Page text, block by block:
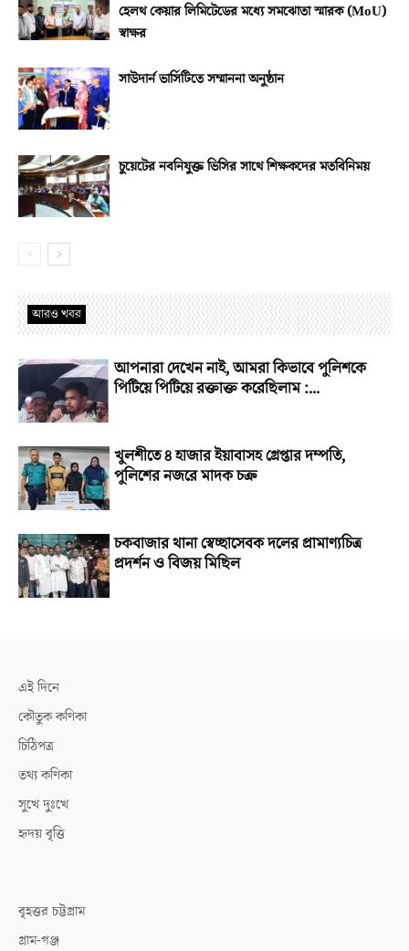
হেলথ কেয়ার লিমিটেডের মধ্যে সমঝোতা স্মারক (MoU)
স্বাক্ষর
সাউদার্ন ভার্সিটিতে সম্মাননা অনুষ্ঠান
চুয়েটের নবনিযুক্ত ভিসির সাথে শিক্ষকদের মতবিনিময়
আরও খবর
আপনারা দেখেন নাই, আমরা কিভাবে পুলিশকে
পিটিয়ে পিটিয়ে রক্তাক্ত করেছিলাম :...
খুলশীতে ৪ হাজার ইয়াবাসহ গ্রেপ্তার দম্পতি,
পুলিশের নজরে মাদক চক্র
চকবাজার থানা স্বেচ্ছাসেবক দলের প্রামাণ্যচিত্র
প্রদর্শন ও বিজয় মিছিল
এই দিনে
কৌতুক কণিকা
চিঠিপত্র
তথ্য কণিকা
সুখে দুঃখে
হৃদয় বৃত্তি
বৃহত্তর চট্টগ্রাম
গ্রাম-গঞ্জ